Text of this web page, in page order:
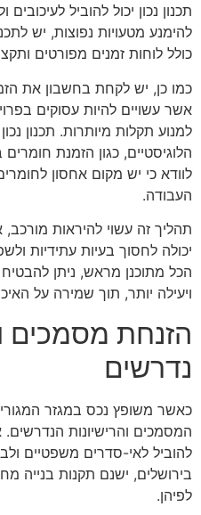
תכנון נכון יכול להוביל
להימנע מטעויות נפוצות, יש
כולל לוחות זמנים מפורטים
כמו כן, יש לקחת בחשבון את
אשר עשויים להיות עסוקים
למנוע תקלות מיותרות. תכנון
הלוגיסטיים, כגון הזמנת
לוודא כי יש מקום אחסון
העבודה.
תהליך זה עשוי להיראות
יכולה לחסוך בעיות עתידיות
הכל מתוכנן מראש, ניתן
ויעילה יותר, תוך שמירה על
הזנחת מסמכים
נדרשים
כאשר משופץ נכס במגזר
המסמכים והרישיונות הנדרשים.
להוביל לאי-סדרים משפטיים
בירושלים, ישנם תקנות בנייה
לפיהן.